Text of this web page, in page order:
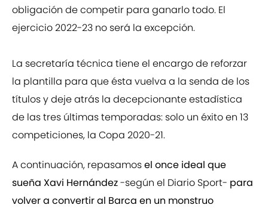
obligación de competir para ganarlo todo. El
ejercicio 2022-23 no será la excepción.
La secretaría técnica tiene el encargo de reforzar
la plantilla para que ésta vuelva a la senda de los
títulos y deje atrás la decepcionante estadística
de las tres últimas temporadas: solo un éxito en 13
competiciones, la Copa 2020-21.
A continuación, repasamosel once ideal que
sueña Xavi Hernández-según el Diario Sport- para
volver a convertir al Barca en un monstruo